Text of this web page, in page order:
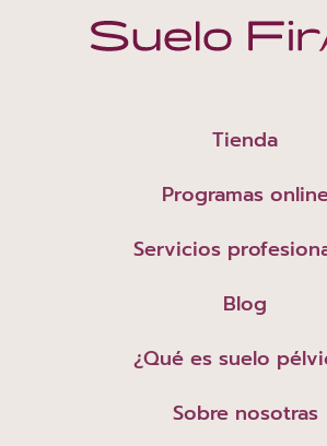
Tienda
Programas
Servicios
Blog
¿Qué es suelo
Sobre nosotras